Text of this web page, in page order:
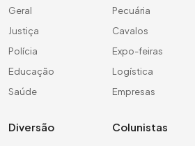
Geral
Justiça
Polícia
Educação
Saúde
Pecuária
Cavalos
Expo-feiras
Logística
Empresas
Diversão Colunistas